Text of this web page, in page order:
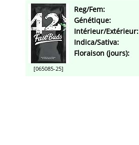
[065085-25]
Reg/Fem:
Génétique:
Intérieur/Extérieur:
Indica/Sativa:
Floraison (jours):